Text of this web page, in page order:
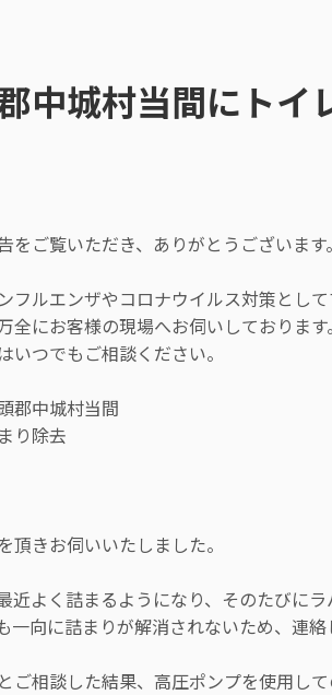
中城村当間にトイ
をご覧いただき、ありがとうございます。
フルエンザやコロナウイルス対策とし
全にお客様の現場へお伺いしております。
いつでもご相談ください。
郡中城村当間
り除去
頂きお伺いいたしました。
近よく詰まるようになり、そのたびに
一向に詰まりが解消されないため、連絡
ご相談した結果、高圧ポンプを使用し